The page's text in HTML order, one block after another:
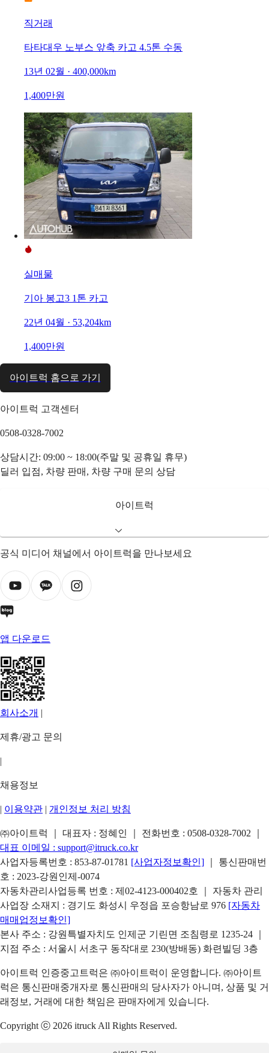
직거래
타타대우 노부스 앞축 카고 4.5톤 수동
13년 02월 · 400,000km
1,400만원
실매물
기아 봉고3 1톤 카고
22년 04월 · 53,204km
1,400만원
아이트럭 홈으로 가기
아이트럭 고객센터
0508-0328-7002
상담시간: 09:00 ~ 18:00(주말 및 공휴일 휴무)
딜러 입점, 차량 판매, 차량 구매 문의 상담
아이트럭
공식 미디어 채널에서 아이트럭을 만나보세요
앱 다운로드
회사소개 |
제휴/광고 문의
|
채용정보
| 이용약관 | 개인정보 처리 방침
㈜아이트럭 ｜ 대표자 : 정혜인 ｜ 전화번호 : 0508-0328-7002
대표 이메일 : support@itruck.co.kr
사업자등록번호 : 853-87-01781 [사업자정보확인]
｜ 통신판매번
호 : 2023-강원인제-0074
자동차관리사업등록 번호 : 제02-4123-000402호 ｜ 자동차 관리
사업장 소재지 : 경기도 화성시 우정읍 포승항남로 976 [자동차
매매업정보확인]
본사 주소 : 강원특별자치도 인제군 기린면 조침령로 1235-24 ｜
지점 주소 : 서울시 서초구 동작대로 230(방배동) 화련빌딩 3층
아이트럭 인증중고트럭은 ㈜아이트럭이 운영합니다. ㈜아이트
럭은 통신판매중개자로 통신판매의 당사자가 아니며, 상품 및 거
래정보, 거래에 대한 책임은 판매자에게 있습니다.
Copyright ⓒ 2026 itruck All Rights Reserved.